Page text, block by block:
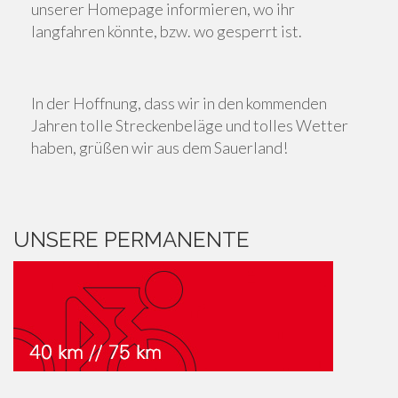
unserer Homepage informieren, wo ihr
langfahren könnte, bzw. wo gesperrt ist.
In der Hoffnung, dass wir in den kommenden
Jahren tolle Streckenbeläge und tolles Wetter
haben, grüßen wir aus dem Sauerland!
UNSERE PERMANENTE